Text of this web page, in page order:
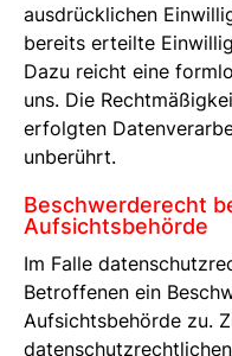
ausdrücklichen
bereits erteilte
Dazu reicht eine
uns. Die
erfolgten
unberührt.
Beschwerderecht
Aufsichtsbehörde
Im Falle
Betroffenen ein
Aufsichtsbehörde zu.